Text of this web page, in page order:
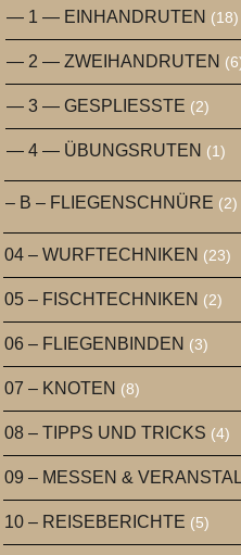
— 1 — EINHANDRUTEN (18)
— 2 — ZWEIHANDRUTEN
— 3 — GESPLIESSTE (2)
— 4 — ÜBUNGSRUTEN (1)
– B – FLIEGENSCHNÜRE (2)
04 – WURFTECHNIKEN (23)
05 – FISCHTECHNIKEN (2)
06 – FLIEGENBINDEN (3)
07 – KNOTEN (8)
08 – TIPPS UND TRICKS (4)
09 – MESSEN &
10 – REISEBERICHTE (5)